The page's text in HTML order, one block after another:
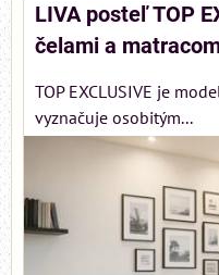
LIVA posteľ TOP
čelami a
TOP EXCLUSIVE je
vyznačuje osobitým...